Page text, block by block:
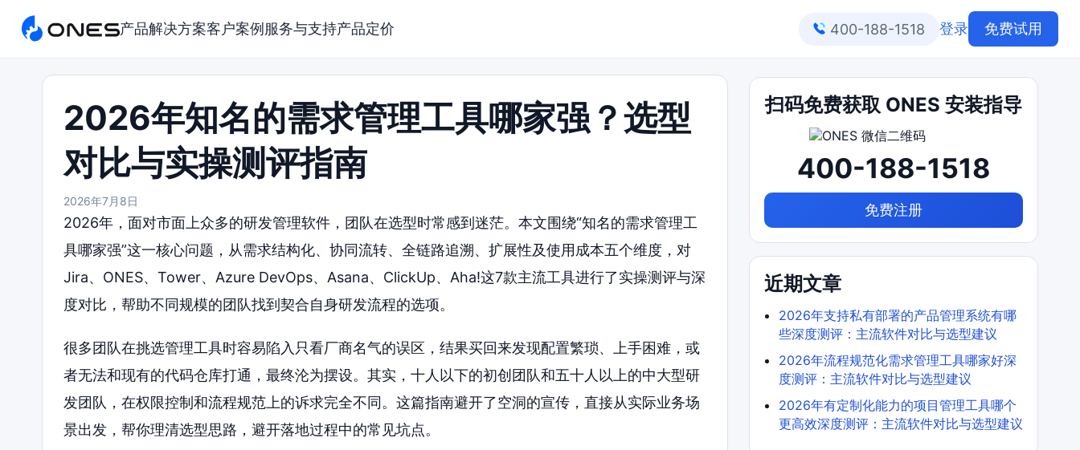
产品解决方案客户案例 服务与支持产品定价 400-188-1518 登录 免费试用
2026年知名的需求管理工具哪家强？选型
对比与实操测评指南
2026年7月8日
2026年，面对市面上众多的研发管理软件，团队在选型时常感到迷茫。本文围绕“知名的需求管理工
具哪家强”这一核心问题，从需求结构化、协同流转、全链路追溯、扩展性及使用成本五个维度，对
Jira、ONES、Tower、Azure DevOps、Asana、ClickUp、Aha!这7款主流工具进行了实操测评与深
度对比，帮助不同规模的团队找到契合自身研发流程的选项。
很多团队在挑选管理工具时容易陷入只看厂商名气的误区，结果买回来发现配置繁琐、上手困难，或
者无法和现有的代码仓库打通，最终沦为摆设。其实，十人以下的初创团队和五十人以上的中大型研
发团队，在权限控制和流程规范上的诉求完全不同。这篇指南避开了空洞的宣传，直接从实际业务场
景出发，帮你理清选型思路，避开落地过程中的常见坑点。
扫码免费获取 ONES 安装指导
400-188-1518
免费注册
近期文章
2026年支持私有部署的产品管理系统有哪
些深度测评：主流软件对比与选型建议
2026年流程规范化需求管理工具哪家好深
度测评：主流软件对比与选型建议
2026年有定制化能力的项目管理工具哪个
更高效深度测评：主流软件对比与选型建议